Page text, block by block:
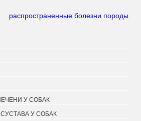
распространенные болезни породы
У СОБАК
У СОБАК